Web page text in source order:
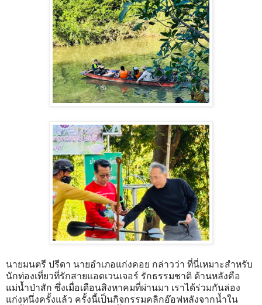
นายมนตรี ปรีดา นายอำเภอแก่งคอย กล่าวว่า ที่นี่เหมาะสำหรับ
นักท่องเที่ยวที่รักสายแอดเวนเจอร์ รักธรรมชาติ ด้านหลังคือ
แม่น้ำป่าสัก ซึ่งเมื่อเดือนสิงหาคมที่ผ่านมา เราได้ร่วมกันล่อง
แก่งหนึ่งครั้งแล้ว ครั้งนี้เป็นกิจกรรมคลิกอ๊อฟหลังจากน้ำใน